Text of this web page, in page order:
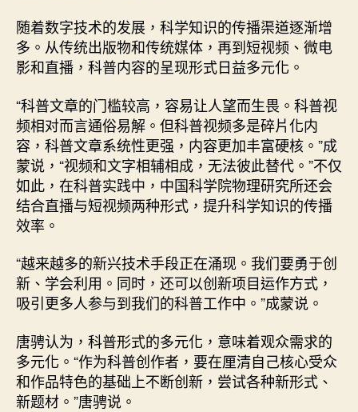
随着数字技术的发展，科学知识的传播渠道逐渐增
多。从传统出版物和传统媒体，再到短视频、微电
影和直播，科普内容的呈现形式日益多元化。
“科普文章的门槛较高，容易让人望而生畏。科普视
频相对而言通俗易解。但科普视频多是碎片化内
容，科普文章系统性更强，内容更加丰富硬核。”成
蒙说，“视频和文字相辅相成，无法彼此替代。”不仅
如此，在科普实践中，中国科学院物理研究所还会
结合直播与短视频两种形式，提升科学知识的传播
效率。
“越来越多的新兴技术手段正在涌现。我们要勇于创
新、学会利用。同时，还可以创新项目运作方式，
吸引更多人参与到我们的科普工作中。”成蒙说。
唐骋认为，科普形式的多元化，意味着观众需求的
多元化。“作为科普创作者，要在厘清自己核心受众
和作品特色的基础上不断创新，尝试各种新形式、
新题材。”唐骋说。